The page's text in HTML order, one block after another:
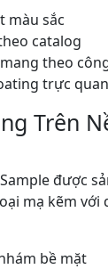
màu sắc
catalog
theo
trực
Trên
được
mạ kẽm với
bề mặt